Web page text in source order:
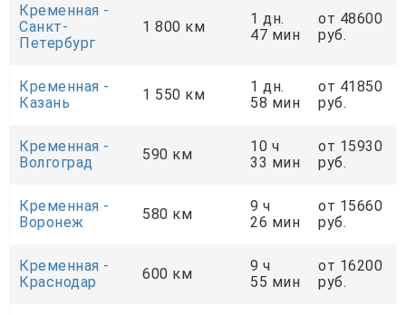
Кременная -
Санкт-
Петербург
1 800 км
1 дн.
47 мин
от 48600
руб.
Кременная -
Казань
1 550 км
1 дн.
58 мин
от 41850
руб.
Кременная -
Волгоград
590 км
10 ч
33 мин
от 15930
руб.
Кременная -
Воронеж
580 км
9 ч
26 мин
от 15660
руб.
Кременная -
Краснодар
600 км
9 ч
55 мин
от 16200
руб.